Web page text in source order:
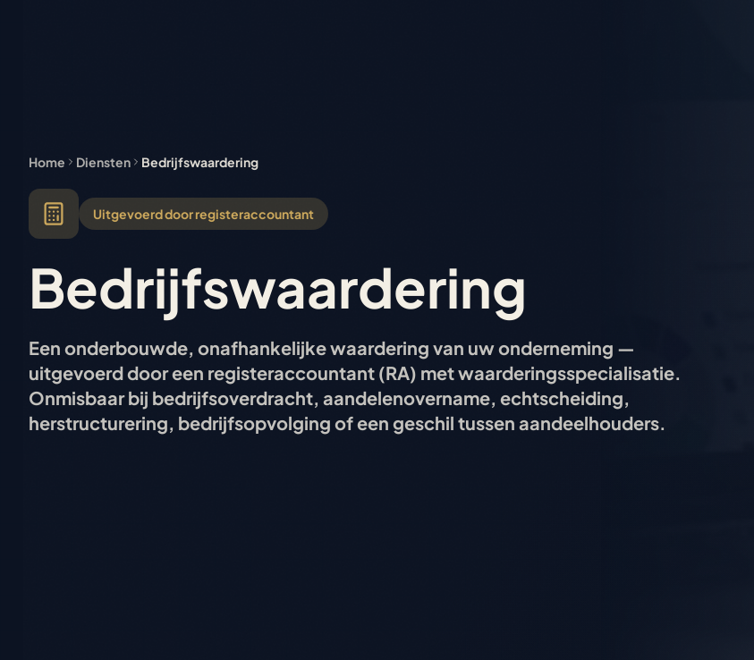
Home Diensten Bedrijfswaardering
Uitgevoerd door registeraccountant
Bedrijfswaardering
Een onderbouwde, onafhankelijke waardering van uw onderneming —
uitgevoerd door een registeraccountant (RA) met waarderingsspecialisatie.
Onmisbaar bij bedrijfsoverdracht, aandelenovername, echtscheiding,
herstructurering, bedrijfsopvolging of een geschil tussen aandeelhouders.